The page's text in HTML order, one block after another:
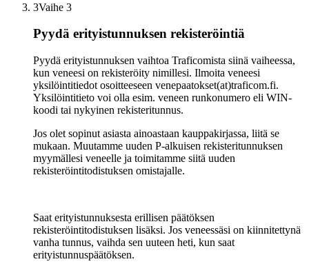
3Vaihe 3
Pyydä erityistunnuksen rekisteröintiä
Pyydä erityistunnuksen vaihtoa Traficomista siinä vaiheessa,
kun veneesi on rekisteröity nimillesi. Ilmoita veneesi
yksilöintitiedot osoitteeseen venepaatokset(at)traficom.fi.
Yksilöintitieto voi olla esim. veneen runkonumero eli WIN-
koodi tai nykyinen rekisteritunnus.
Jos olet sopinut asiasta ainoastaan kauppakirjassa, liitä se
mukaan. Muutamme uuden P-alkuisen rekisteritunnuksen
myymällesi veneelle ja toimitamme siitä uuden
rekisteröintitodistuksen omistajalle.
Saat erityistunnuksesta erillisen päätöksen
rekisteröintitodistuksen lisäksi. Jos veneessäsi on kiinnitettynä
vanha tunnus, vaihda sen uuteen heti, kun saat
erityistunnuspäätöksen.